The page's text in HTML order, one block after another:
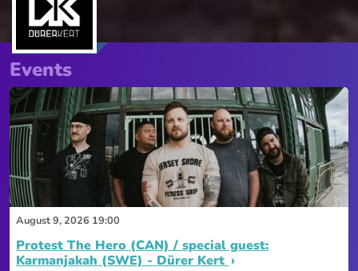
Events
August 9, 2026 19:00
Protest The Hero (CAN) / special guest:
Karmanjakah (SWE) - Dürer Kert